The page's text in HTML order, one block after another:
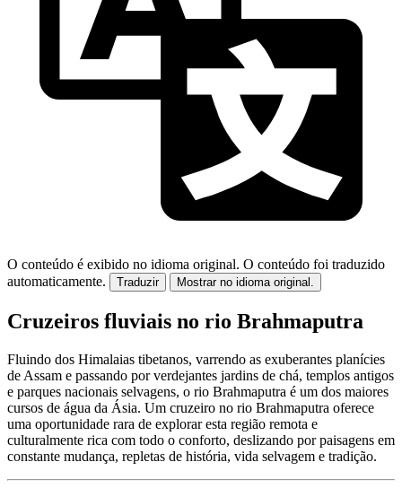
O conteúdo é exibido no idioma original. O conteúdo foi traduzido
automaticamente.
Traduzir Mostrar no idioma original.
Cruzeiros fluviais no rio Brahmaputra
Fluindo dos Himalaias tibetanos, varrendo as exuberantes planícies
de Assam e passando por verdejantes jardins de chá, templos antigos
e parques nacionais selvagens, o rio Brahmaputra é um dos maiores
cursos de água da Ásia. Um cruzeiro no rio Brahmaputra oferece
uma oportunidade rara de explorar esta região remota e
culturalmente rica com todo o conforto, deslizando por paisagens em
constante mudança, repletas de história, vida selvagem e tradição.